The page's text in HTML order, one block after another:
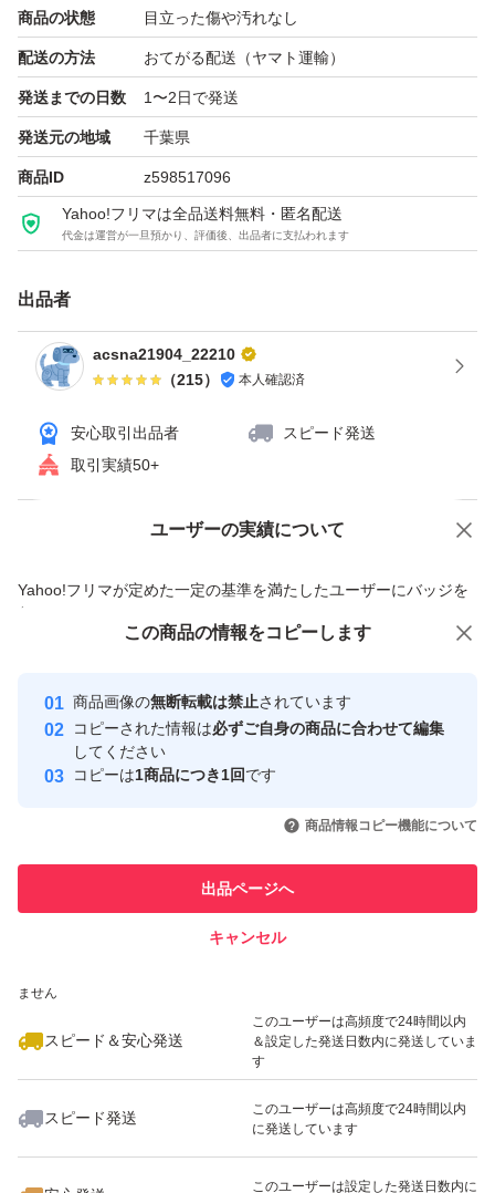
商品の状態 目立った傷や汚れなし
配送の方法 おてがる配送（ヤマト運輸）
発送までの日数 1〜2日で発送
発送元の地域 千葉県
商品ID z598517096
Yahoo!フリマは全品送料無料・匿名配送
代金は運営が一旦預かり、評価後、出品者に支払われます
出品者
acsna21904_22210
（215） 本人確認済
安心取引出品者
スピード発送
取引実績50+
ユーザーの実績について
Yahoo!フリマが定めた一定の基準を満たしたユーザーにバッジを
付与しています
安心取引出品者
心・安全なユーザーです
取引実績
引を完了させた実績があります
での取引実績があります
ません
スピード＆安心発送
このユーザーは高頻度で24時間以内
＆設定した発送日数内に発送していま
す
スピード発送
このユーザーは高頻度で24時間以内
に発送しています
このユーザーは設定した発送日数内に
価格の相談 商品への質問
この商品の情報をコピーします
商品画像の無断転載は禁止されています
コピーされた情報は必ずご自身の商品に合わせて編集
してください
コピーは1商品につき1回です
商品情報コピー機能について
出品ページへ
キャンセル
この商品をみている人にオススメ
いいね！
28,800